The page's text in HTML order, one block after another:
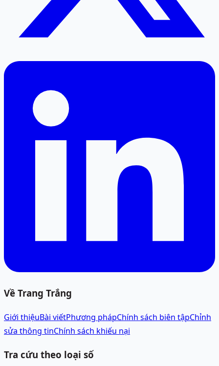
Về Trang Trắng
Giới thiệuBài viếtPhương phápChính sách biên tậpChỉnh
sửa thông tinChính sách khiếu nại
Tra cứu theo loại số